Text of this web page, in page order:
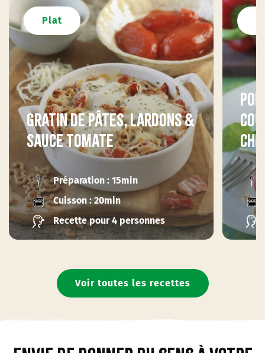
Gratin de pâtes, lardons &
sauce tomate
Plat
Préparation : 15min
Cuisson : 20min
Recette pour 4 personnes
Voir toutes les recettes